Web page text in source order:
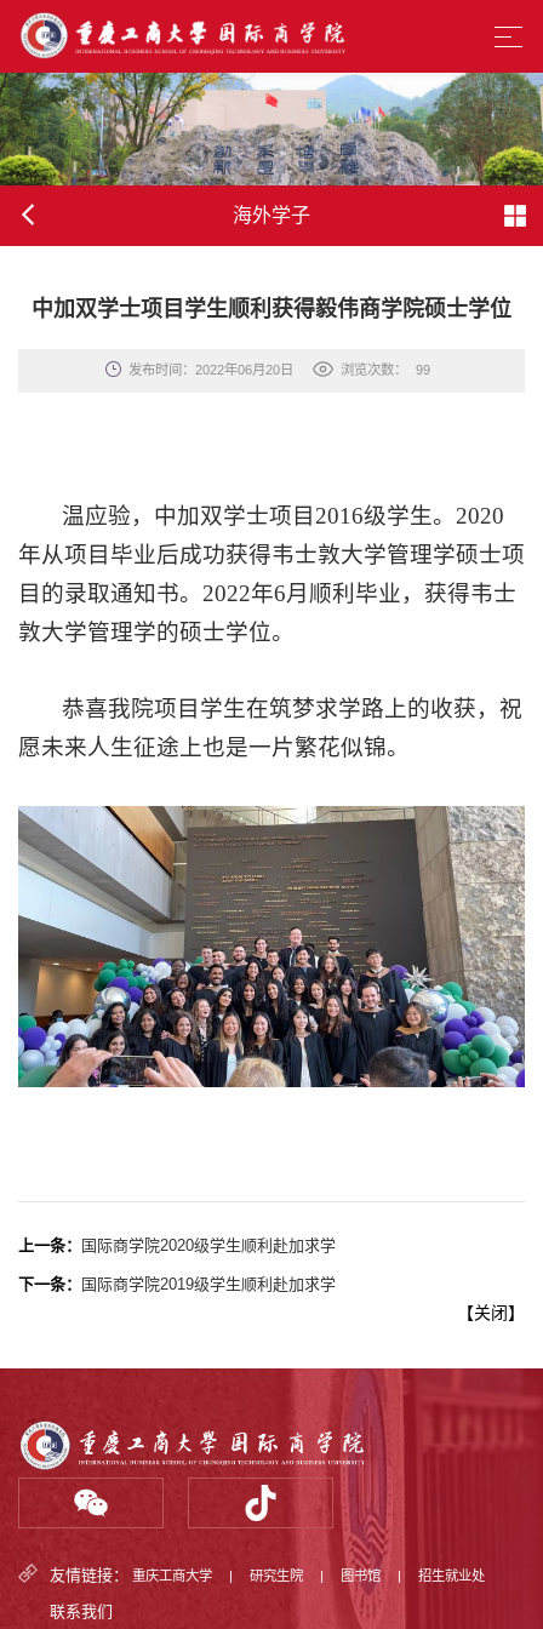
海外学子
中加双学士项目学生顺利获得毅伟商学院硕士学位
发布时间：2022年06月20日 浏览次数： 99
温应验，中加双学士项目2016级学生。2020
年从项目毕业后成功获得韦士敦大学管理学硕士项
目的录取通知书。 2022年6月顺利毕业，获得韦士
敦大学管理学的硕士学位。
恭喜我院项目学生在筑梦求学路上的收获，祝
愿未来人生征途上也是一片繁花似锦。
上一条： 国际商学院2020级学生顺利赴加求学
下一条： 国际商学院2019级学生顺利赴加求学
【关闭】
友情链接： 重庆工商大学 | 研究生院 | 图书馆 | 招生就业处
联系我们